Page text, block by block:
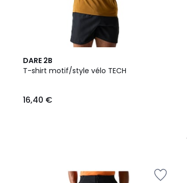
DARE 2B
T-shirt motif/style vélo TECH
16,40 €